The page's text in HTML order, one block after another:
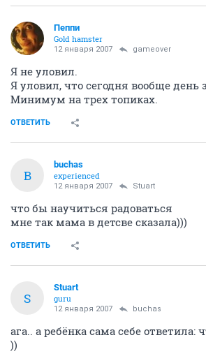
Пеппи
Gold hamster
12 января 2007 gameover
Я не уловил.
Я уловил, что сегодня вообще день
Минимум на трех топиках.
ОТВЕТИТЬ
B
buchas
experienced
12 января 2007 Stuart
что бы научиться радоваться
мне так мама в детсве сказала)))
ОТВЕТИТЬ
S
Stuart
guru
12 января 2007 buchas
ага.. а ребёнка сама себе ответила:
))